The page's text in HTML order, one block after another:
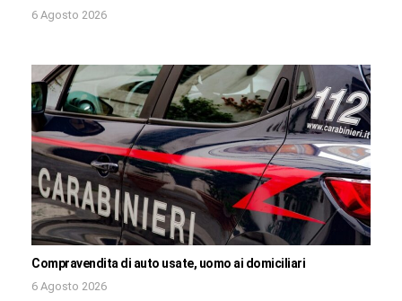
6 Agosto 2026
Compravendita di auto usate, uomo ai domiciliari
6 Agosto 2026